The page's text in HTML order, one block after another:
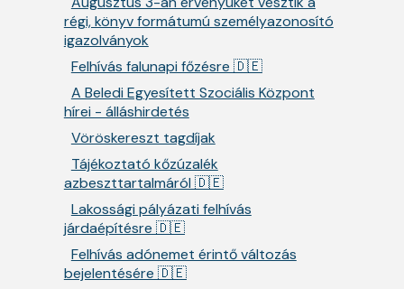
régi, könyv formátumú személyazonosító
igazolványok
Felhívás falunapi főzésre 🇩🇪
A Beledi Egyesített Szociális Központ
hírei - álláshirdetés
Vöröskereszt tagdíjak
Tájékoztató kőzúzalék
azbeszttartalmáról 🇩🇪
Lakossági pályázati felhívás
járdaépítésre 🇩🇪
Felhívás adónemet érintő változás
bejelentésére 🇩🇪